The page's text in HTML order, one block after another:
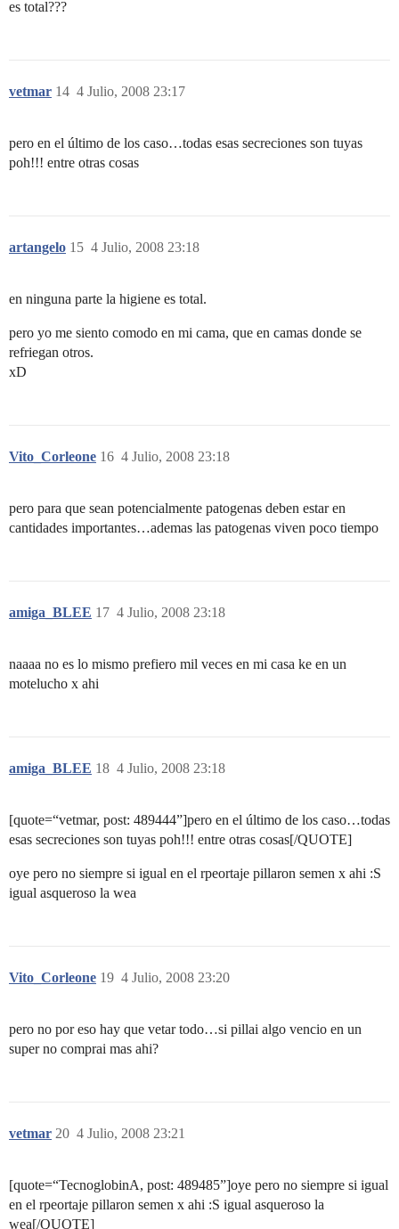
es total???
vetmar 4 Julio, 2008 23:17
14
pero en el último de los caso…todas esas secreciones son tuyas
poh!!! entre otras cosas
artangelo 4 Julio, 2008 23:18
15
en ninguna parte la higiene es total.
pero yo me siento comodo en mi cama, que en camas donde se
refriegan otros.
xD
Vito_Corleone 4 Julio, 2008 23:18
16
pero para que sean potencialmente patogenas deben estar en
cantidades importantes…ademas las patogenas viven poco tiempo
amiga_BLEE 4 Julio, 2008 23:18
17
naaaa no es lo mismo prefiero mil veces en mi casa ke en un
motelucho x ahi
amiga_BLEE 4 Julio, 2008 23:18
18
[quote=“vetmar, post: 489444”]pero en el último de los caso…todas
esas secreciones son tuyas poh!!! entre otras cosas[/QUOTE]
oye pero no siempre si igual en el rpeortaje pillaron semen x ahi :S
igual asqueroso la wea
Vito_Corleone 4 Julio, 2008 23:20
19
pero no por eso hay que vetar todo…si pillai algo vencio en un
super no comprai mas ahi?
vetmar 4 Julio, 2008 23:21
20
[quote=“TecnoglobinA, post: 489485”]oye pero no siempre si igual
en el rpeortaje pillaron semen x ahi :S igual asqueroso la
wea[/QUOTE]